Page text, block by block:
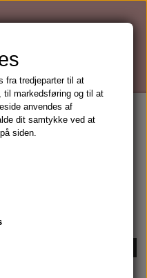
fra tredjeparter til at
til markedsføring og til at
anvendes af
dit samtykke ved at
siden.